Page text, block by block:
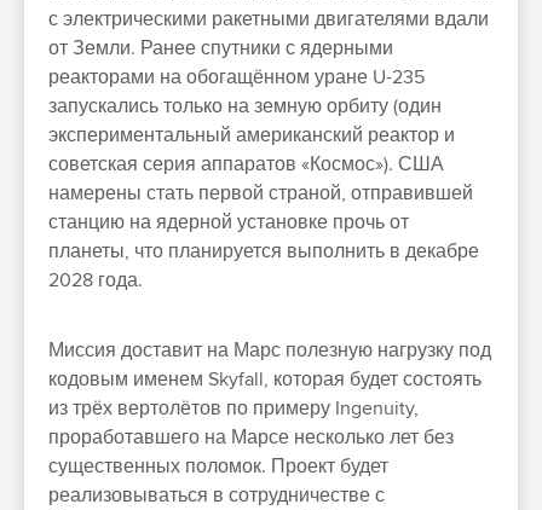
с электрическими ракетными двигателями вдали
от Земли. Ранее спутники с ядерными
реакторами на обогащённом уране U-235
запускались только на земную орбиту (один
экспериментальный американский реактор и
советская серия аппаратов «Космос»). США
намерены стать первой страной, отправившей
станцию на ядерной установке прочь от
планеты, что планируется выполнить в декабре
2028 года.
Миссия доставит на Марс полезную нагрузку под
кодовым именем Skyfall, которая будет состоять
из трёх вертолётов по примеру Ingenuity,
проработавшего на Марсе несколько лет без
существенных поломок. Проект будет
реализовываться в сотрудничестве с